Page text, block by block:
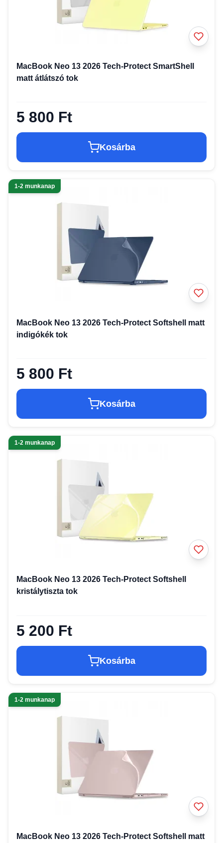
MacBook Neo 13 2026 Tech-Protect SmartShell
matt átlátszó tok
5 800 Ft
Kosárba
1-2 munkanap
MacBook Neo 13 2026 Tech-Protect Softshell matt
indigókék tok
5 800 Ft
Kosárba
1-2 munkanap
MacBook Neo 13 2026 Tech-Protect Softshell
kristálytiszta tok
5 200 Ft
Kosárba
1-2 munkanap
MacBook Neo 13 2026 Tech-Protect Softshell matt